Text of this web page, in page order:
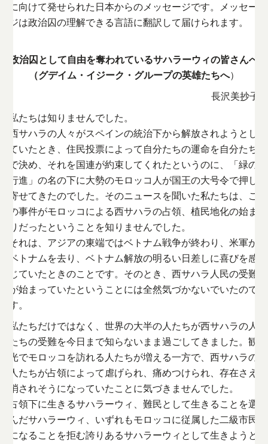
に向けて発せられた日本からのメッセージです。メッセー
ジは政治囚の理解できる言語に翻訳して届けられます。
政治囚として自由を奪われているサハラーウィの皆さんへ
（グデイム・イジーク・グループの英雄たちへ）
長沢美抄子
私たちは知りませんでした。
西サハラの人々がスペインの統治下から解放されようとし
ていたとき、住民投票によって自分たちの運命を自分たち
で決め、それを国連が約束してくれたというのに、「緑の
行進」の名の下に大勢のモロッコ人が国王の大号令で押し
寄せてきたのでした。そのニュースを聞いた私たちは、こ
の事件がモロッコによる西サハラの占領、植民地化の始ま
りだったということを知りませんでした。
それは、アジアの東端ではベトナム戦争が終わり、米軍が
ベトナムを去り、ベトナム解放の明るい日差しに喜びを感
じていたときのことです。そのとき、西サハラ人民の受難
が始まっていたということには全然気づかないでいたので
す。
私たちだけではなく、世界の大半の人たちが西サハラの人
たちの受難を今日まで知らないまま過ごしてきました。観
光でモロッコを訪れる人たちが増える一方で、西サハラの
人たちが占領によって虐げられ、痛めつけられ、存在さえ
消されそうになっていたことに気づきませんでした。
占領下に生きるサハラーウィ、難民として生きることを選
んだサハラーウィ、いずれもモロッコに従属した二級市民
になることを拒む誇りあるサハラーウィとして生きようと